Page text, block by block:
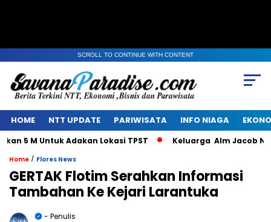
SCROLL TO CONTINUE WITH CONTENT
HOME NTT UPDATE PARIWISATA INFO NIAGA
M Untuk Adakan Lokasi TPST Keluarga Alm Jacob Nuwa
Home / Flores News
GERTAK Flotim Serahkan Informasi
Tambahan Ke Kejari Larantuka
- Penulis